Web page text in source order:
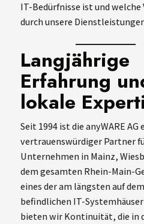
IT-Bedürfnisse ist und welche
durch unsere
Langjährige
Erfahrung
lokale
Seit 1994 ist die anyWARE AG
vertrauenswürdiger Partner
Unternehmen in Mainz,
dem gesamten Rhein-Main-
eines der am längsten auf
befindlichen IT-
bieten wir Kontinuität, die in